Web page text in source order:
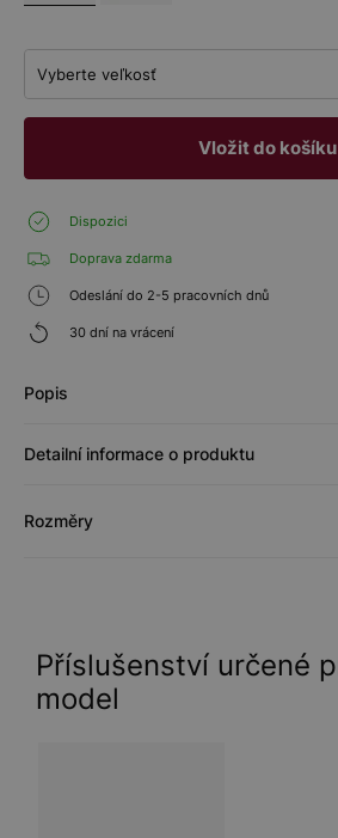
Vyberte veľkosť
Vložit do košíku
Dispozici
Doprava zdarma
Odeslání do 2-5 pracovních dnů
30 dní na vrácení
Popis
Detailní informace o produktu
Rozměry
Příslušenství určené
model